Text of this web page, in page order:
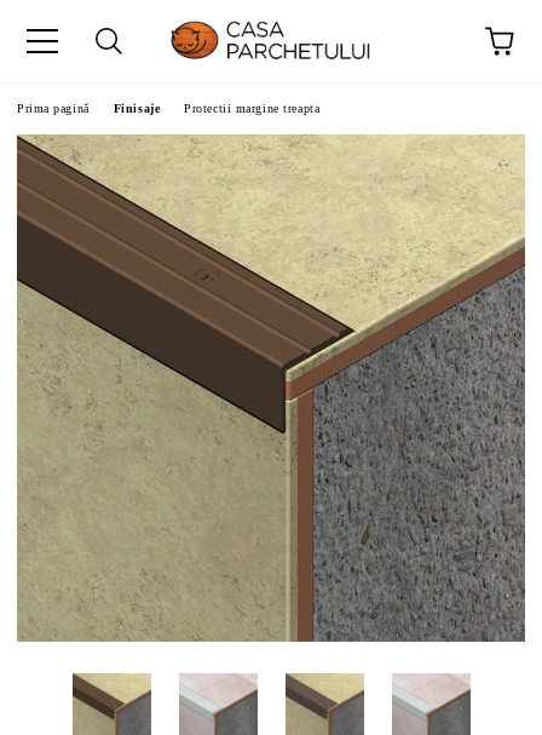
Prima pagină Finisaje Protectii margine treapta